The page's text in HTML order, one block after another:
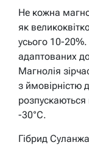
Не кожна
як
усього 10-20%.
адаптованих
Магнолія
з ймовірністю
-30°C.
Гібрид